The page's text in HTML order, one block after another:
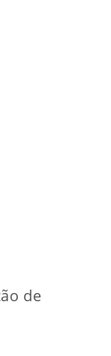
de